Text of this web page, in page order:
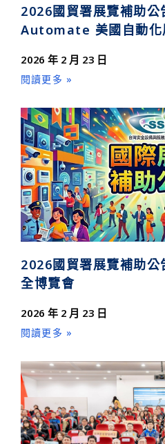
2026國貿署展覽補助公
Automate 美國自動化
2026 年 2 月 23 日
閱讀更多 »
2026國貿署展覽補助
全博覽會
2026 年 2 月 23 日
閱讀更多 »